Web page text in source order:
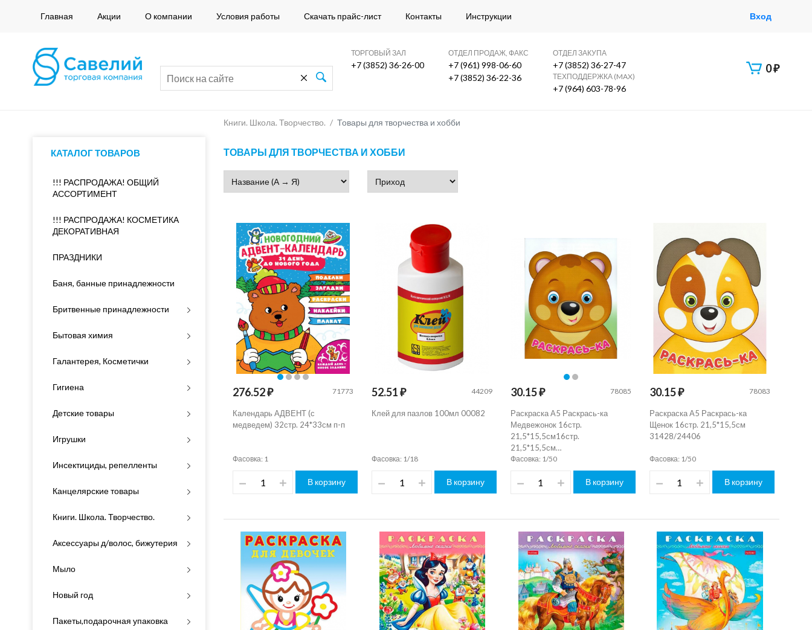
Главная Акции О компании Условия работы Скачать прайс-лист Контакты Инструкции Вход
ТОРГОВЫЙ ЗАЛ
+7 (3852) 36-26-00
ОТДЕЛ ПРОДАЖ, ФАКС
+7 (961) 998-06-60
+7 (3852) 36-22-36
ОТДЕЛ ЗАКУПА
+7 (3852) 36-27-47
ТЕХПОДДЕРЖКА (MAX)
+7 (964) 603-78-96
0₽
КАТАЛОГ ТОВАРОВ
!!! РАСПРОДАЖА! ОБЩИЙ
АССОРТИМЕНТ
!!! РАСПРОДАЖА! КОСМЕТИКА
ДЕКОРАТИВНАЯ
ПРАЗДНИКИ
Баня, банные принадлежности
Бритвенные принадлежности
Бытовая химия
Галантерея, Косметички
Гигиена
Детские товары
Игрушки
Инсектициды, репелленты
Канцелярские товары
Книги. Школа. Творчество.
Аксессуары д/волос, бижутерия
Мыло
Новый год
Пакеты,подарочная упаковка
Книги. Школа. Творчество. / Товары для творчества и хобби
ТОВАРЫ ДЛЯ ТВОРЧЕСТВА И ХОББИ
276.52 ₽ 71773
Календарь АДВЕНТ (с
медведем) 32стр. 24*33см п-п
Фасовка: 1
В корзину
52.51 ₽ 44209
Клей для пазлов 100мл 00082
Фасовка: 1/18
В корзину
30.15 ₽ 78085
Раскраска А5 Раскрась-ка
Медвежонок 16стр.
21,5*15,5см16стр.
21,5*15,5см…
Фасовка: 1/50
В корзину
30.15 ₽ 78083
Раскраска А5 Раскрась-ка
Щенок 16стр. 21,5*15,5см
31428/24406
Фасовка: 1/50
В корзину